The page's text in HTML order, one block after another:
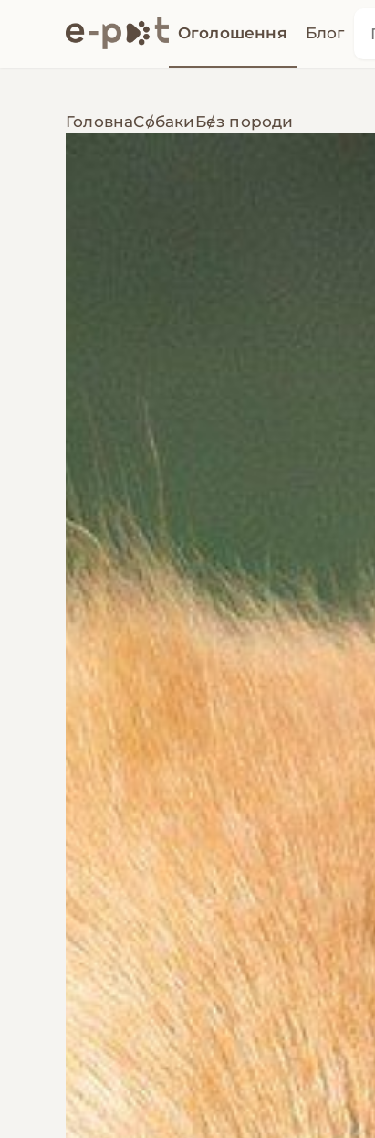
Оголошення Блог
ГоловнаСобакиБез породи